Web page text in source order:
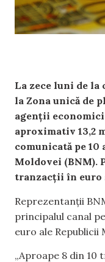
La zece luni de
la Zona unică de
agenții
aproximativ 13,2
comunicată pe 10
Moldovei (BNM).
tranzacții în euro
Reprezentanții
principalul canal
euro ale Republicii
„Aproape 8 din